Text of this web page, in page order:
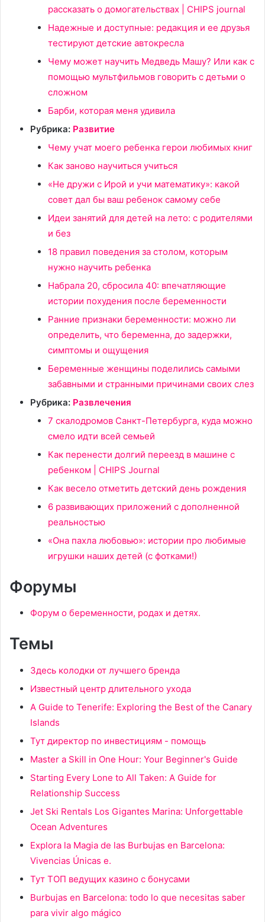
рассказать о домогательствах | CHIPS journal
Надежные и доступные: редакция и ее друзья
тестируют детские автокресла
Чему может научить Медведь Машу? Или как с
помощью мультфильмов говорить с детьми о
сложном
Барби, которая меня удивила
Рубрика: Развитие
Чему учат моего ребенка герои любимых книг
Как заново научиться учиться
«Не дружи с Ирой и учи математику»: какой
совет дал бы ваш ребенок самому себе
Идеи занятий для детей на лето: с родителями
и без
18 правил поведения за столом, которым
нужно научить ребенка
Набрала 20, сбросила 40: впечатляющие
истории похудения после беременности
Ранние признаки беременности: можно ли
определить, что беременна, до задержки,
симптомы и ощущения
Беременные женщины поделились самыми
забавными и странными причинами своих слез
Рубрика: Развлечения
7 скалодромов Санкт-Петербурга, куда можно
смело идти всей семьей
Как перенести долгий переезд в машине с
ребенком | CHIPS Journal
Как весело отметить детский день рождения
6 развивающих приложений с дополненной
реальностью
«Она пахла любовью»: истории про любимые
игрушки наших детей (с фотками!)
Форумы
Форум о беременности, родах и детях.
Темы
Здесь колодки от лучшего бренда
Известный центр длительного ухода
A Guide to Tenerife: Exploring the Best of the Canary
Islands
Тут директор по инвестициям - помощь
Master a Skill in One Hour: Your Beginner's Guide
Starting Every Lone to All Taken: A Guide for
Relationship Success
Jet Ski Rentals Los Gigantes Marina: Unforgettable
Ocean Adventures
Explora la Magia de las Burbujas en Barcelona:
Vivencias Únicas e.
Тут ТОП ведущих казино с бонусами
Burbujas en Barcelona: todo lo que necesitas saber
para vivir algo mágico